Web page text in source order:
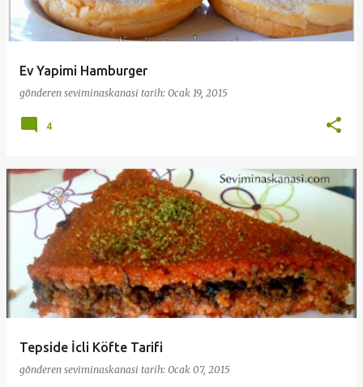
Ev Yapimi Hamburger
gönderen seviminaskanasi tarih: Ocak 19, 2015
4
Tepside İcli Köfte Tarifi
gönderen seviminaskanasi tarih: Ocak 07, 2015